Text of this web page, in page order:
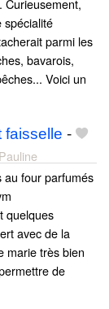
spécialité
parmi les
bavarois,
Voici un
faisselle -
au four parfumés
quelques
avec de la
marie très bien
de